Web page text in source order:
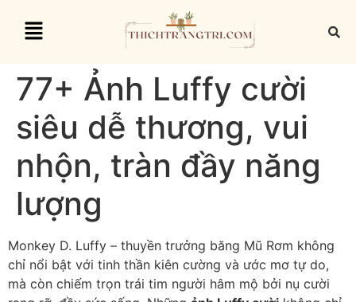
77+ Ảnh Luffy cười
siêu dễ thương, vui
nhộn, tràn đầy năng
lượng
Monkey D. Luffy – thuyền trưởng băng Mũ Rơm không
chỉ nổi bật với tinh thần kiên cường và ước mơ tự do,
mà còn chiếm trọn trái tim người hâm mộ bởi nụ cười